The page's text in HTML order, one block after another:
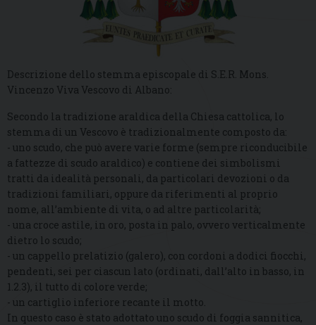
Descrizione dello stemma episcopale di S.E.R. Mons.
Vincenzo Viva Vescovo di Albano:
Secondo la tradizione araldica della Chiesa cattolica, lo
stemma di un Vescovo è tradizionalmente composto da:
- uno scudo, che può avere varie forme (sempre riconducibile
a fattezze di scudo araldico) e contiene dei simbolismi
tratti da idealità personali, da particolari devozioni o da
tradizioni familiari, oppure da riferimenti al proprio
nome, all’ambiente di vita, o ad altre particolarità;
- una croce astile, in oro, posta in palo, ovvero verticalmente
dietro lo scudo;
- un cappello prelatizio (galero), con cordoni a dodici fiocchi,
pendenti, sei per ciascun lato (ordinati, dall’alto in basso, in
1.2.3), il tutto di colore verde;
- un cartiglio inferiore recante il motto.
In questo caso è stato adottato uno scudo di foggia sannitica,